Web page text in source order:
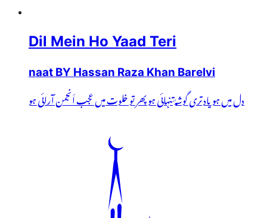
Dil Mein Ho Yaad Teri
naat BY Hassan Raza Khan Barelvi
دل میں ہو یاد تری گوشۂ تنہائی ہو پھر تو خلوت میں عجب اَنجمن آرائی ہو